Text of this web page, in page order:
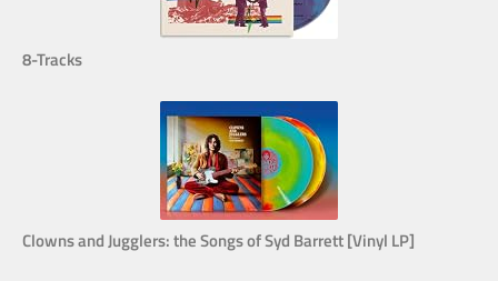
8-Tracks
Clowns and Jugglers: the Songs of Syd Barrett [Vinyl LP]